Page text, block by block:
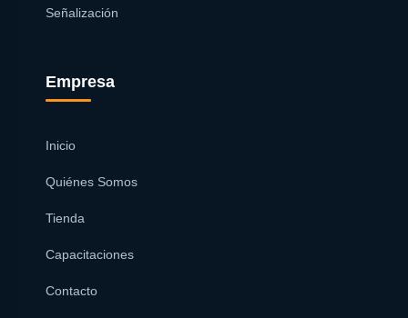
Señalización
Empresa
Inicio
Quiénes Somos
Tienda
Capacitaciones
Contacto